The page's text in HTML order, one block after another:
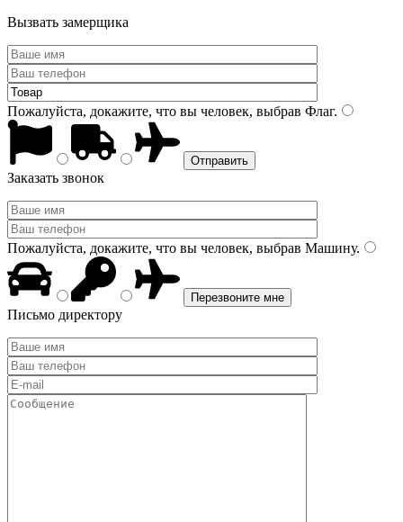
Вызвать замерщика
Пожалуйста, докажите, что вы человек, выбрав Флаг.
Заказать звонок
Пожалуйста, докажите, что вы человек, выбрав Машину.
Письмо директору